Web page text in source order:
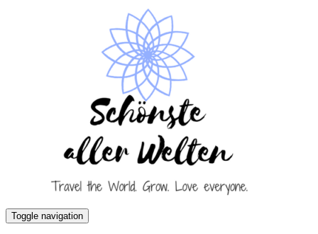
Toggle navigation